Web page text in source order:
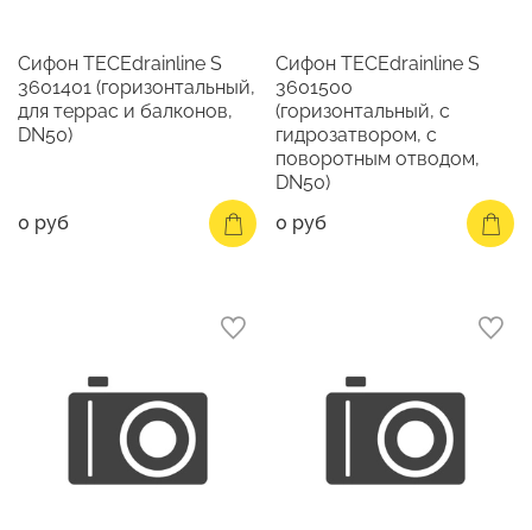
Сифон TECEdrainline S
3601401 (горизонтальный,
для террас и балконов,
DN50)
0 руб
Сифон TECEdrainline S
3601500
(горизонтальный, с
гидрозатвором, с
поворотным отводом,
DN50)
0 руб